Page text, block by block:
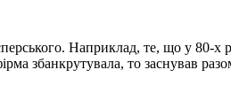
Наприклад, те, що у
збанкрутувала, то заснував